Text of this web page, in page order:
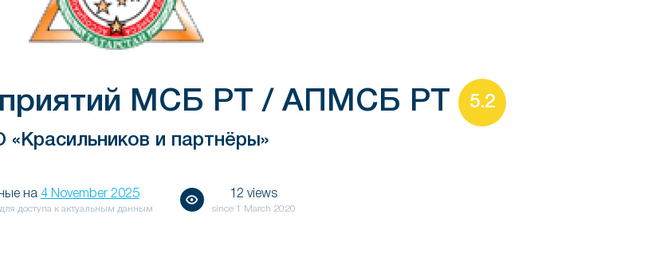
МСБ РТ / АПМСБ РТ 5.2
и партнёры»
на 4 November 2025
доступа к актуальным данным
12 views
since 1 March 2020